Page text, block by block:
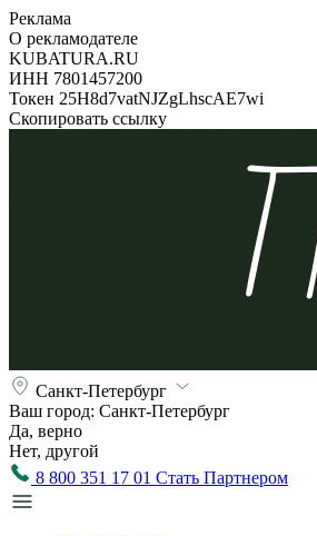
Реклама
О рекламодателе
KUBATURA.RU
ИНН 7801457200
Токен 25H8d7vatNJZgLhscAE7wi
Скопировать ссылку
Санкт-Петербург
Ваш город: Санкт-Петербург
Да, верно
Нет, другой
8 800 351 17 01 Стать Партнером